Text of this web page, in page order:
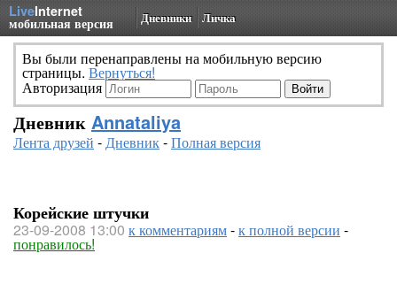
LiveInternet
мобильная версия Дневники Личка
Вы были перенаправлены на мобильную версию
страницы. Вернуться!
Авторизация
Дневник Annataliya
Лента друзей -Дневник-Полная версия
Корейские штучки
23-09-2008 13:00 к комментариям-к полной версии -
понравилось!